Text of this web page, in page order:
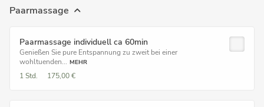
Paarmassage
Paarmassage individuell ca 60min
Genießen Sie pure Entspannung zu zweit bei einer
wohltuenden... MEHR
1 Std. 175,00 €